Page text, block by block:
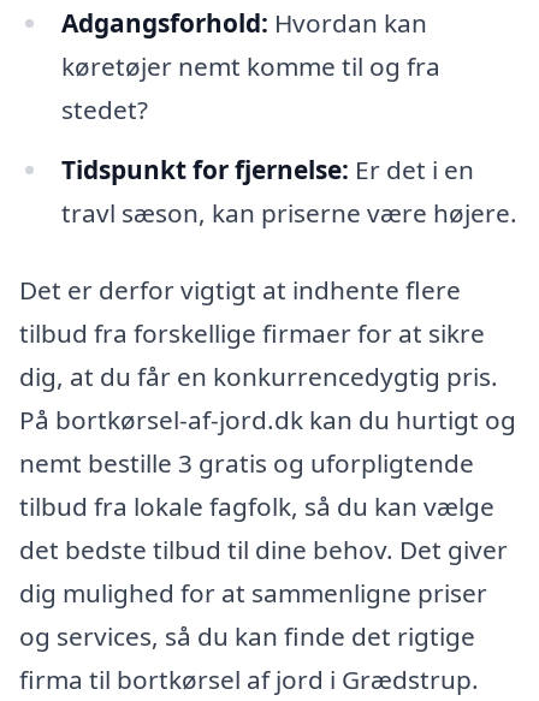
Adgangsforhold: Hvordan kan
køretøjer nemt komme til og fra
stedet?
Tidspunkt for fjernelse: Er det i en
travl sæson, kan priserne være højere.
Det er derfor vigtigt at indhente flere
tilbud fra forskellige firmaer for at sikre
dig, at du får en konkurrencedygtig pris.
På bortkørsel-af-jord.dk kan du hurtigt og
nemt bestille 3 gratis og uforpligtende
tilbud fra lokale fagfolk, så du kan vælge
det bedste tilbud til dine behov. Det giver
dig mulighed for at sammenligne priser
og services, så du kan finde det rigtige
firma til bortkørsel af jord i Grædstrup.